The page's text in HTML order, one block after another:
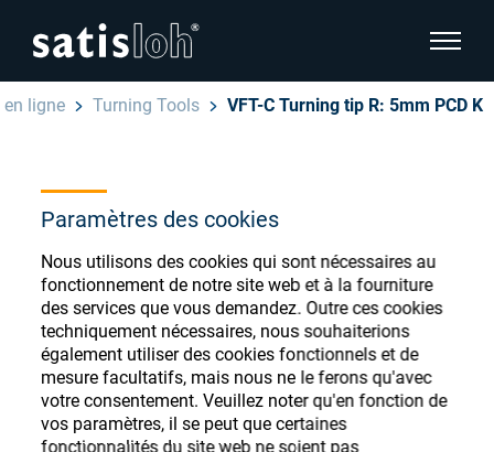
Paramètres des cookies
Nous utilisons des cookies qui sont nécessaires au
fonctionnement de notre site web et à la fourniture
des services que vous demandez. Outre ces cookies
techniquement nécessaires, nous souhaiterions
également utiliser des cookies fonctionnels et de
mesure facultatifs, mais nous ne le ferons qu'avec
votre consentement. Veuillez noter qu'en fonction de
vos paramètres, il se peut que certaines
fonctionnalités du site web ne soient pas
afficher
Français
Ophtalmique
Optique de précision
Qui sommes-nous ?
cacher la navigation de la page
English
Deutsch
Español
汉语
ligne Turning Tools VFT-C Turning tip R: 5mm PCD K
Magasin de
consommables
ophtalmiques
Enregistrez-vous ou connectez-vous pour